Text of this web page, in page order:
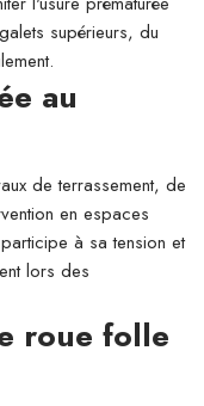
supérieurs, du
au
de terrassement, de
en espaces
à sa tension et
lors des
roue folle